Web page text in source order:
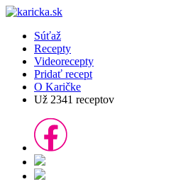
Súťaž
Recepty
Videorecepty
Pridať recept
O Karičke
Už 2341 receptov